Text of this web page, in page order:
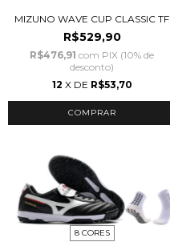
MIZUNO WAVE CUP CLASSIC TF
R$529,90
R$476,91 com PIX (10% de
desconto)
12 X DE R$53,70
COMPRAR
8 CORES